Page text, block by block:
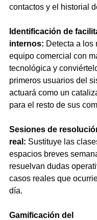
contactos y el historial
Identificación de
internos: Detecta a los
equipo comercial con
tecnológica y
primeros usuarios del
actuará como un
para el resto de sus
Sesiones de
real: Sustituye las
espacios breves
resuelvan dudas
casos reales que
día.
Gamificación del